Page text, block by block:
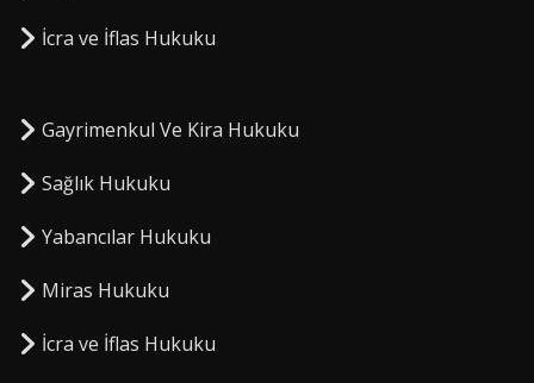
⁠İcra ve İflas Hukuku
Gayrimenkul Ve Kira Hukuku
Sağlık Hukuku
Yabancılar Hukuku
Miras Hukuku
⁠İcra ve İflas Hukuku